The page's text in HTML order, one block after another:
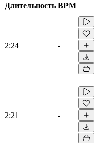
Длительность BPM
2:24 -
2:21 -